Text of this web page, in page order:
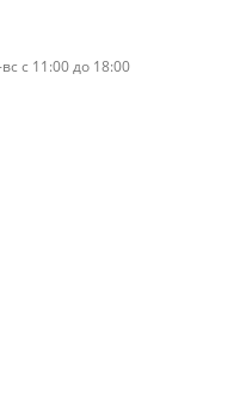
с 11:00 до 18:00